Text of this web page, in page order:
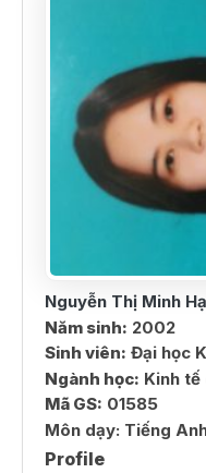
Nguyễn Thị Minh
Năm sinh: 2002
Sinh viên: Đại học
Ngành học: Kinh tế
Mã GS: 01585
Môn dạy: Tiếng
Profile